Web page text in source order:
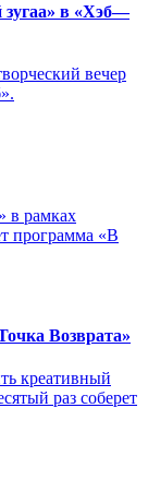
зугаа» в «Хэб—
вечер
в рамках
программа «В
Возврата»
креативный
раз соберет